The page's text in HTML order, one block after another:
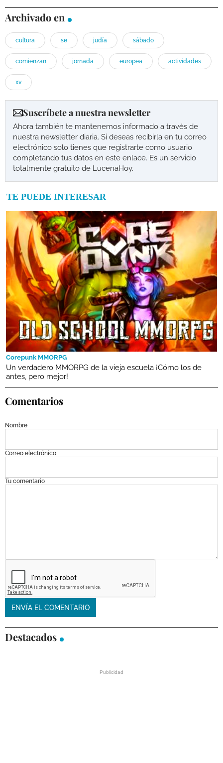
Archivado en
cultura se judía sábado
comienzan jornada europea actividades
xv
Suscríbete a nuestra newsletter
Ahora también te mantenemos informado a través de
nuestra newsletter diaria. Si deseas recibirla en tu correo
electrónico solo tienes que registrarte como usuario
completando tus datos en este enlace. Es un servicio
totalmente gratuito de LucenaHoy.
TE PUEDE INTERESAR
Corepunk MMORPG
Un verdadero MMORPG de la vieja escuela ¡Cómo los de
antes, pero mejor!
Comentarios
Nombre
Correo electrónico
Tu comentario
Destacados